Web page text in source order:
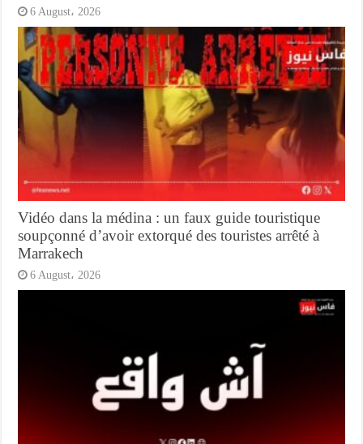
6 August، 2026
Vidéo dans la médina : un faux guide touristique
soupçonné d’avoir extorqué des touristes arrêté à
Marrakech
6 August، 2026